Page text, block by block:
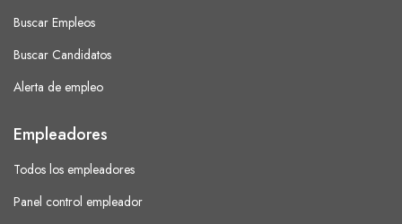
Buscar Empleos
Buscar Candidatos
Alerta de empleo
Empleadores
Todos los empleadores
Panel control empleador